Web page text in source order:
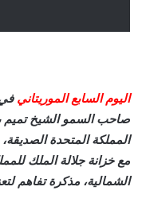
اليوم السابع الموريتاني في
صاحب السمو الشيخ تميم
المملكة المتحدة
مع خزانة جلالة الملك
الشمالية، مذكرة تفاهم